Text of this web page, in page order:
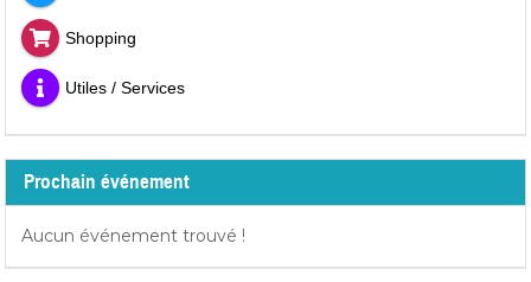
Shopping
Utiles / Services
Prochain événement
Aucun événement trouvé !